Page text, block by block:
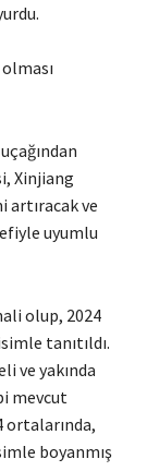
Xinjiang
ve
uyumlu
olup, 2024
tanıtıldı.
ve yakında
mevcut
ortalarında,
boyanmış